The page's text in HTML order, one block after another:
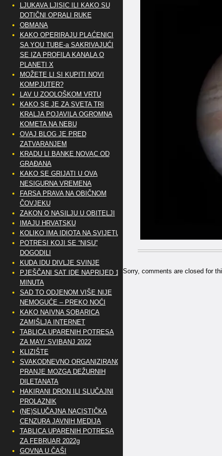
Sorry, comments are closed for
LJUKAVA LJISIC ILI KAKO SU
DOTIČNI OPRALI RUKE
OBMANA
KAKO OPERIRAJU PLAĆENICI
SA YOU TUBE-a SAKRIVAJUĆI
SE IZA PROFILA KANALA O
PLANETI X
MOŽETE LI SI KUPITI NOVI
KOMPJUTER?
LAV U ZOOLOŠKOM VRTU
KAKO SE JE ZA SVETA TRI
KRALJA POJAVILA OGROMNA
KOMETA NA NEBU
OVAJ BLOG JE PRED
ZATVARANJEM
KRADU LI BANKE NOVAC OD
GRAĐANA
KAKO SE GRIJATI U OVA
NESIGURNA VREMENA
FARSA PRAVA NA OBIČNOM
ČOVJEKU
ZAKON O NASILJU U OBITELJI
IMAJU HRVATSKU
KOLIKO IMA IDIOTA NA SVIJETU?
POTRESI KOJI SE “NISU”
DOGODILI
KUDA IDU DIVLJE SVINJE
PJEŠČANI SAT IDE NAPRIJED 10
MINUTA
SAD TO ODJENOM VIŠE NIJE
NEMOGUĆE – PREKO NOĆI
KAKO NAIVNA SOBARICA
ZAMIŠLJA INTERNET
TABLICA UPARENIH POTRESA
ZA MAY/ SVIBANJ 2022
KLIZIŠTE
SVAKODNEVNO ORGANIZIRANO
PRANJE MOZGA DEŽURNIH
DILETANATA
HAKIRANI DRON ILI SLUČAJNI
PROLAZNIK
(NE)SLUČAJNA NACISTIČKA
CENZURA JAVNIH MEDIJA
TABLICA UPARENIH POTRESA
ZA FEBRUAR 2022g
GOVNA U ČAŠI